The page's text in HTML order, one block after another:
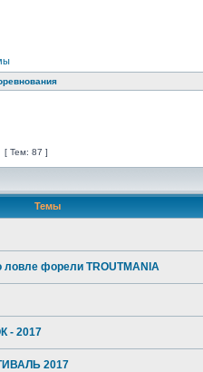
[ Тем: 87 ]
Темы
форели TROUTMANIA
- 2017
2017